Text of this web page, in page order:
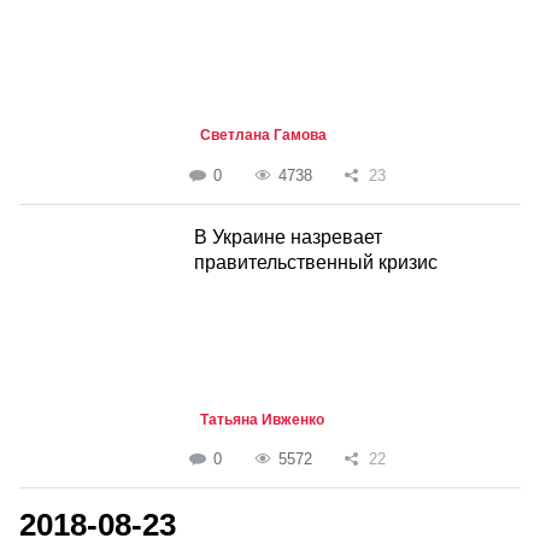
Светлана Гамова
0 4738 23
В Украине назревает
правительственный кризис
Татьяна Ивженко
0 5572 22
2018-08-23